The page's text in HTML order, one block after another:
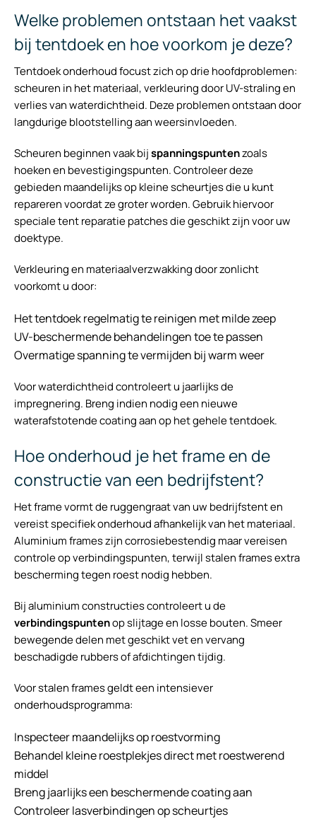
Welke problemen ontstaan het vaakst
bij tentdoek en hoe voorkom je deze?
Tentdoek onderhoud focust zich op drie hoofdproblemen:
scheuren in het materiaal, verkleuring door UV-straling en
verlies van waterdichtheid. Deze problemen ontstaan door
langdurige blootstelling aan weersinvloeden.
Scheuren beginnen vaak bijspanningspuntenzoals
hoeken en bevestigingspunten. Controleer deze
gebieden maandelijks op kleine scheurtjes die u kunt
repareren voordat ze groter worden. Gebruik hiervoor
speciale tent reparatie patches die geschikt zijn voor uw
doektype.
Verkleuring en materiaalverzwakking door zonlicht
voorkomt u door:
Het tentdoek regelmatig te reinigen met milde zeep
UV-beschermende behandelingen toe te passen
Overmatige spanning te vermijden bij warm weer
Voor waterdichtheid controleert u jaarlijks de
impregnering. Breng indien nodig een nieuwe
waterafstotende coating aan op het gehele tentdoek.
Hoe onderhoud je het frame en de
constructie van een bedrijfstent?
Het frame vormt de ruggengraat van uw bedrijfstent en
vereist specifiek onderhoud afhankelijk van het materiaal.
Aluminium frames zijn corrosiebestendig maar vereisen
controle op verbindingspunten, terwijl stalen frames extra
bescherming tegen roest nodig hebben.
Bij aluminium constructies controleert u de
verbindingspuntenop slijtage en losse bouten. Smeer
bewegende delen met geschikt vet en vervang
beschadigde rubbers of afdichtingen tijdig.
Voor stalen frames geldt een intensiever
onderhoudsprogramma:
Inspecteer maandelijks op roestvorming
Behandel kleine roestplekjes direct met roestwerend
middel
Breng jaarlijks een beschermende coating aan
Controleer lasverbindingen op scheurtjes